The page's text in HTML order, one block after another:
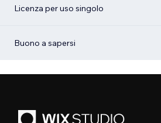
Licenza per uso singolo
Buono a sapersi